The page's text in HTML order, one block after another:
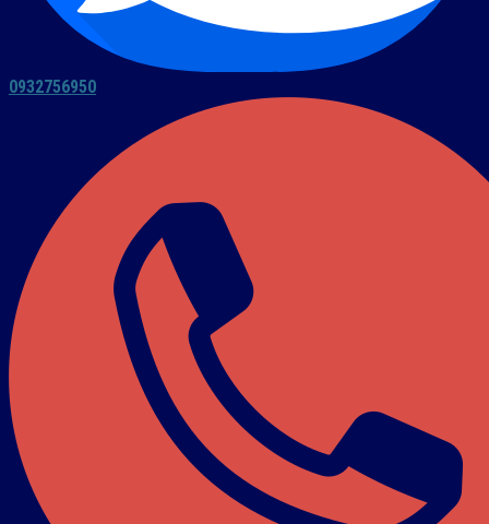
0932756950